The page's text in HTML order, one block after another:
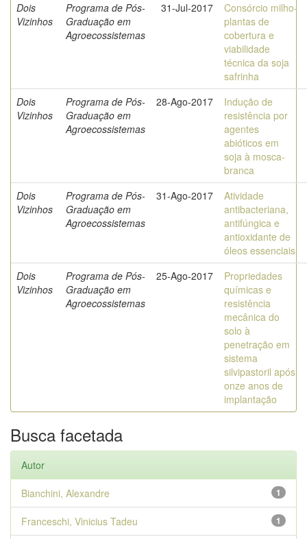
Dois
Vizinhos
Programa de Pós-
Graduação em
Agroecossistemas
31-Jul-2017
Consórcio milho-
plantas de
cobertura e
viabilidade
técnica da soja
safrinha
Dois
Vizinhos
Programa de Pós-
Graduação em
Agroecossistemas
28-Ago-2017
Indução de
resistência por
agentes
abióticos em
soja à mosca-
branca
Dois
Vizinhos
Programa de Pós-
Graduação em
Agroecossistemas
31-Ago-2017
Atividade
antibacteriana,
antifúngica e
antioxidante de
óleos essenciais
Dois
Vizinhos
Programa de Pós-
Graduação em
Agroecossistemas
25-Ago-2017
Propriedades
químicas e
resistência
mecânica do
solo à
penetração em
sistema
silvipastoril após
onze anos de
implantação
Busca facetada
Autor
1
Bianchini, Alexandre
1
Franceschi, Vinicius Tadeu